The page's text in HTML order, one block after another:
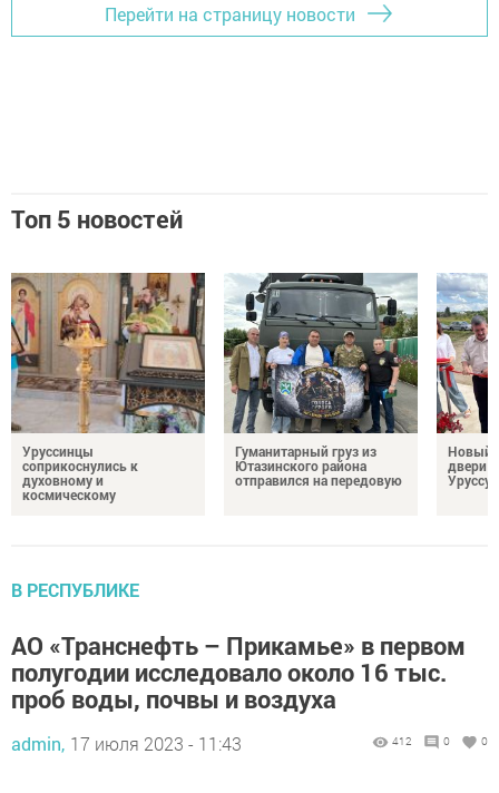
Перейти на страницу новости
Топ 5 новостей
Уруссинцы
соприкоснулись к
духовному и
космическому
Гуманитарный груз из
Ютазинского района
отправился на передовую
Новый
двери
Уруссу
В РЕСПУБЛИКЕ
АО «Транснефть – Прикамье» в первом
полугодии исследовало около 16 тыс.
проб воды, почвы и воздуха
admin, 17 июля 2023 - 11:43 412 0 0